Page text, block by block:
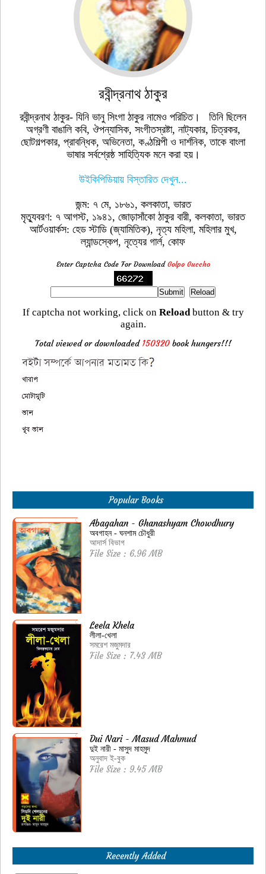
রবীন্দ্রনাথ ঠাকুর
রবীন্দ্রনাথ ঠাকুর- যিনি ভানু সিংগা ঠাকুর নামেও পরিচিত। তিনি ছিলেন
অগ্রণী বাঙালি কবি, ঔপন্যাসিক, সংগীতস্রষ্টা, নাট্যকার, চিত্রকর,
ছোটগল্পকার, প্রাবন্ধিক, অভিনেতা, কণ্ঠশিল্পী ও দার্শনিক, তাকে বাংলা
ভাষার সর্বশ্রেষ্ঠ সাহিত্যিক মনে করা হয়।
উইকিপিডিয়ায় বিস্তারিত দেখুন...
জন্ম: ৭ মে, ১৮৬১, কলকাতা, ভারত
মৃত্যুবরণ: ৭ আগস্ট, ১৯৪১, জোড়াসাঁকো ঠাকুর বারী, কলকাতা, ভারত
আর্টওয়ার্কস: হেড স্টাডি (জ্যামিতিক), নৃত্য মহিলা, মহিলার মুখ,
ল্যান্ডস্কেপ, নৃত্যের গার্ল, কোফ
Enter Captcha Code For Download Golpo Guccho
If captcha not working, click on Reloadbutton & try
again.
Total viewed or downloaded 150320book hungers!!!
Popular Books
Abagahan - Ghanashyam Chowdhury
অবগাহন - ঘনশাম চৌধুরী
আদার্স বিভাগ
File Size : 6.96 MB
Leela Khela
লীলা-খেলা
সমরেশ মজুমদার
File Size : 7.43 MB
Dui Nari - Masud Mahmud
দুই নারী - মাসুদ মাহমুদ
অনুবাদ ই-বুক
File Size : 9.45 MB
Recently Added